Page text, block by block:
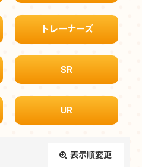
トレーナーズ
SR
UR
表示順変更